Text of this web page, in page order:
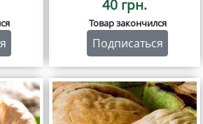
40 грн.
Товар закончился
Подписаться